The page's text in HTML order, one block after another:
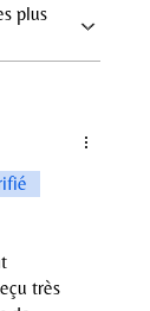
plus
très